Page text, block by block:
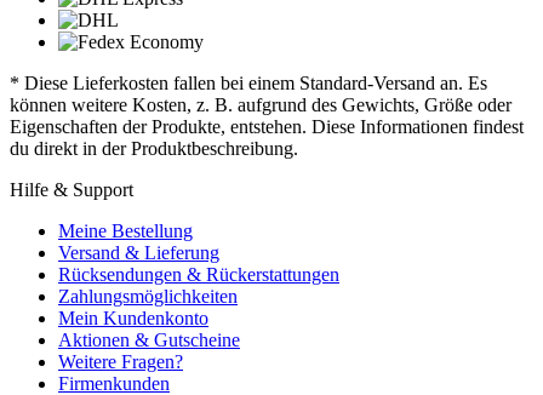
* Diese Lieferkosten fallen bei einem Standard-Versand an. Es
können weitere Kosten, z. B. aufgrund des Gewichts, Größe oder
Eigenschaften der Produkte, entstehen. Diese Informationen findest
du direkt in der Produktbeschreibung.
Hilfe & Support
Meine Bestellung
Versand & Lieferung
Rücksendungen & Rückerstattungen
Zahlungsmöglichkeiten
Mein Kundenkonto
Aktionen & Gutscheine
Weitere Fragen?
Firmenkunden